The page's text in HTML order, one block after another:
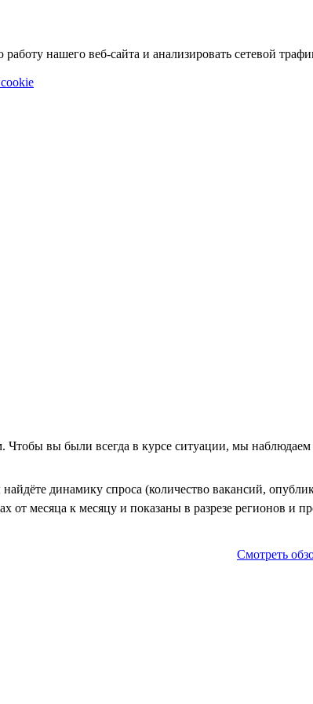
нашего веб-сайта и анализировать сетевой
вы были всегда в курсе ситуации, мы
динамику спроса (количество вакансий,
месяца к месяцу и показаны в разрезе регионов и
Смотреть